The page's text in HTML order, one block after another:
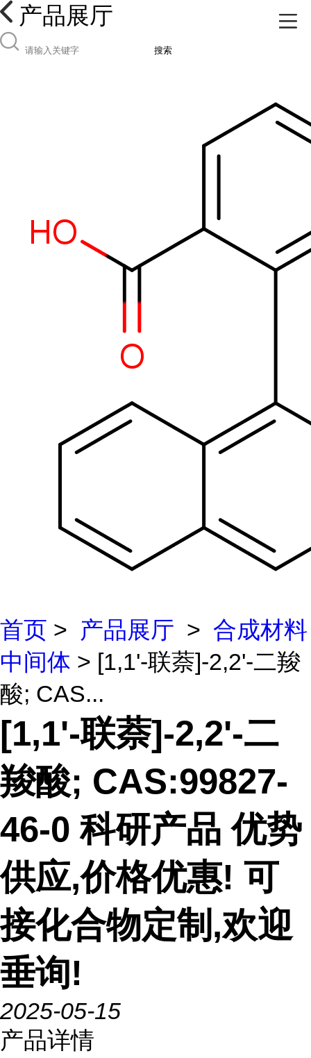
产品展厅
搜索
首页 > 产品展厅 > 合成材料
中间体 > [1,1'-联萘]-2,2'-二羧
酸; CAS...
[1,1'-联萘]-2,2'-二
羧酸; CAS:99827-
46-0 科研产品 优势
供应,价格优惠! 可
接化合物定制,欢迎
垂询!
2025-05-15
产品详情